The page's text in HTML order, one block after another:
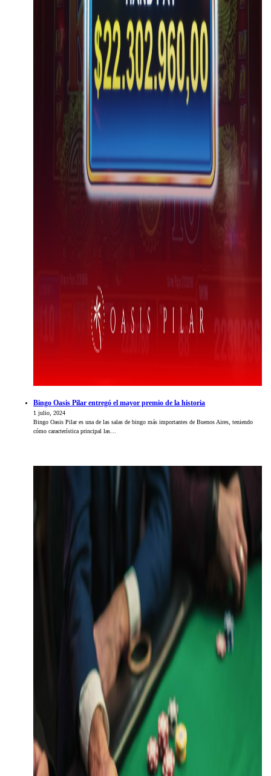
Bingo Oasis Pilar entregó el mayor premio de la historia
1 julio, 2024
Bingo Oasis Pilar es una de las salas de bingo más importantes de Buenos Aires, teniendo
cómo característica principal las…